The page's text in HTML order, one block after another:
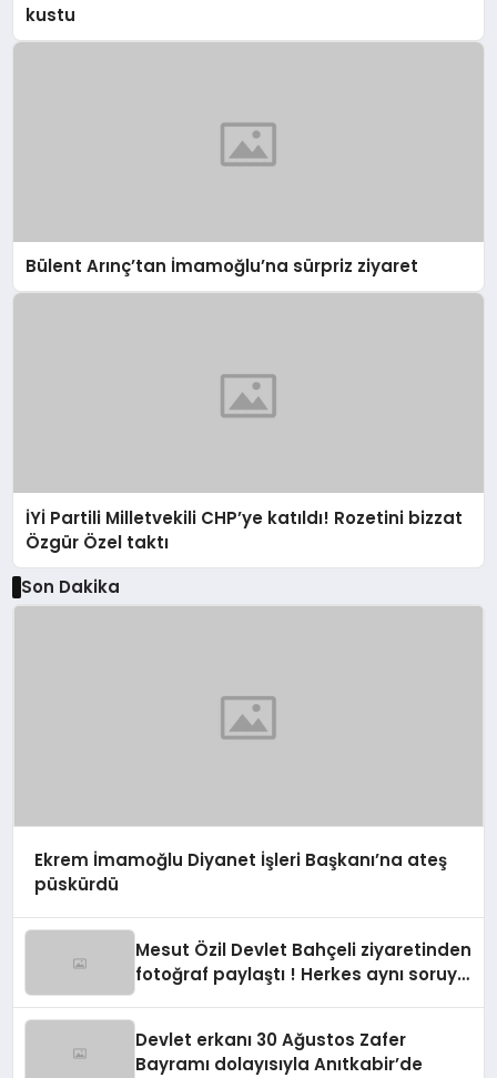
kustu
Bülent Arınç’tan İmamoğlu’na sürpriz ziyaret
İYİ Partili Milletvekili CHP’ye katıldı! Rozetini bizzat
Özgür Özel taktı
Son Dakika
Ekrem İmamoğlu Diyanet İşleri Başkanı’na ateş
püskürdü
Mesut Özil Devlet Bahçeli ziyaretinden
fotoğraf paylaştı ! Herkes aynı soruyu
Devlet erkanı 30 Ağustos Zafer
Bayramı dolayısıyla Anıtkabir’de